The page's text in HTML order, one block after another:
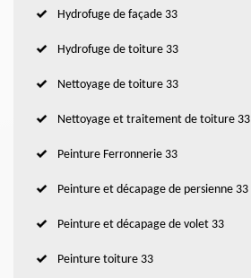
Hydrofuge de façade 33
Hydrofuge de toiture 33
Nettoyage de toiture 33
Nettoyage et traitement de toiture 33
Peinture Ferronnerie 33
Peinture et décapage de persienne 33
Peinture et décapage de volet 33
Peinture toiture 33